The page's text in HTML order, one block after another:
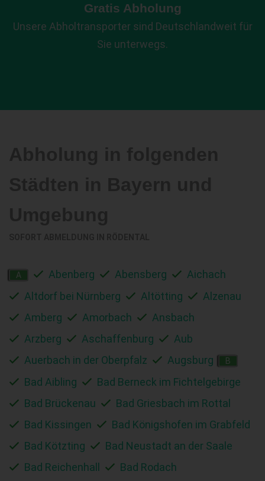
Gratis Abholung
Unsere Abholtransporter sind Deutschlandweit für
Sie unterwegs.
A Abenberg Abensberg
Aichach
Altdorf bei Nürnberg
Altötting
Alzenau
Amberg
Amorbach
Ansbach
Arzberg
Aschaffenburg
Aub
Auerbach in der Oberpfalz
Augsburg B
Bad Aibling
Bad Berneck im Fichtelgebirge
Bad Brückenau
Bad Griesbach im Rottal
Bad Kissingen
Bad Königshofen im Grabfeld
Bad Kötzting
Bad Neustadt an der Saale
Bad Reichenhall
Bad Rodach